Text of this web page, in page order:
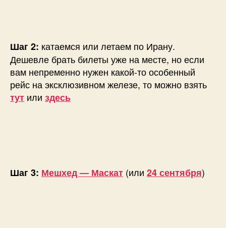
Шаг 2: катаемся или летаем по Ирану.
Дешевле брать билеты уже на месте, но если
вам непременно нужен какой-то особенный
рейс на эксклюзивном железе, то можно взять
тут или здесь
Шаг 3: Мешхед — Маскат (или 24 сентября)